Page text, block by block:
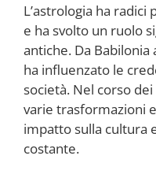
L’astrologia ha
e ha svolto un ruolo
antiche. Da Babilonia
ha influenzato le
società. Nel corso
varie trasformazioni
impatto sulla cultura
costante.